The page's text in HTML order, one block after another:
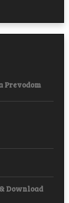
Prevodom
Download